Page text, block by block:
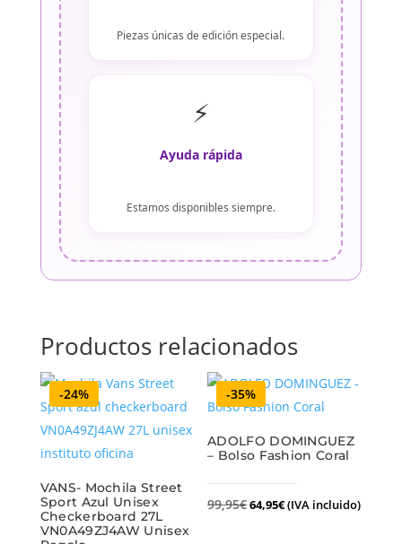
Piezas únicas de edición especial.
⚡
Ayuda rápida
Estamos disponibles siempre.
Productos relacionados
-24%
VANS- Mochila Street
Sport Azul Unisex
Checkerboard 27L
VN0A49ZJ4AW Unisex
-35%
ADOLFO DOMINGUEZ
– Bolso Fashion Coral
99,95€64,95€(IVA incluido)